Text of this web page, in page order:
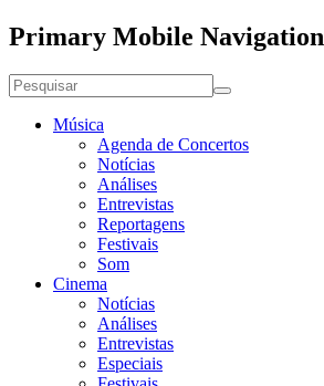
Primary Mobile Navigation
Música
Agenda de Concertos
Notícias
Análises
Entrevistas
Reportagens
Festivais
Som
Cinema
Notícias
Análises
Entrevistas
Especiais